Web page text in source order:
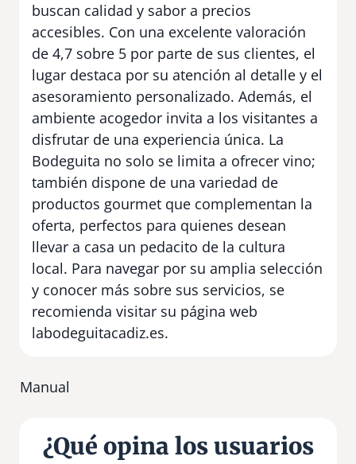
buscan calidad y sabor a precios
accesibles. Con una excelente valoración
de 4,7 sobre 5 por parte de sus clientes, el
lugar destaca por su atención al detalle y el
asesoramiento personalizado. Además, el
ambiente acogedor invita a los visitantes a
disfrutar de una experiencia única. La
Bodeguita no solo se limita a ofrecer vino;
también dispone de una variedad de
productos gourmet que complementan la
oferta, perfectos para quienes desean
llevar a casa un pedacito de la cultura
local. Para navegar por su amplia selección
y conocer más sobre sus servicios, se
recomienda visitar su página web
labodeguitacadiz.es.
Manual
¿Qué opina los usuarios